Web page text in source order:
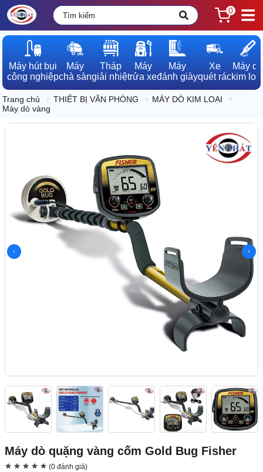
0
Máy hút bụi
công nghiệp
Máy
chà sàn
Tháp
giải nhiệt
Máy
rửa xe
Máy
đánh giày
Xe
quét rác
Máy dò
kim loại
Trang chủ THIẾT BỊ VĂN PHÒNG
MÁY DÒ KIM LOẠI
Máy dò vàng
Máy dò quặng vàng cốm Gold Bug Fisher
(0 đánh giá)